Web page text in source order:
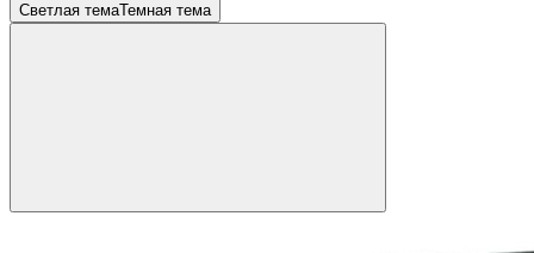
Светлая темаТемная тема